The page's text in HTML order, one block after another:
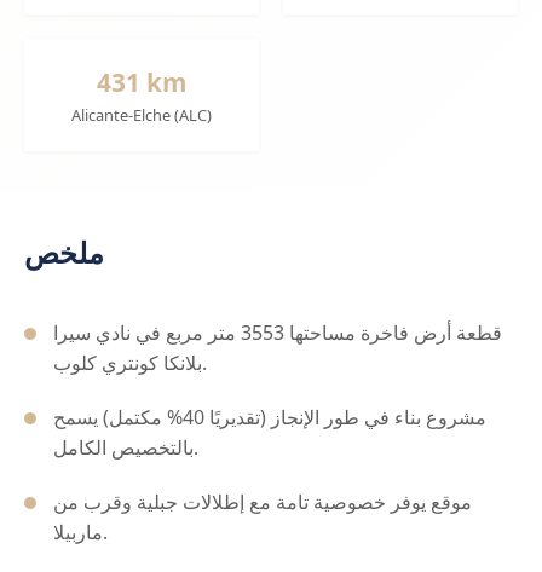
431 km
Alicante-Elche (ALC)
ملخص
قطعة أرض فاخرة مساحتها 3553 متر مربع في نادي سيرا
بلانكا كونتري كلوب.
مشروع بناء في طور الإنجاز (تقديريًا 40% مكتمل) يسمح
بالتخصيص الكامل.
موقع يوفر خصوصية تامة مع إطلالات جبلية وقرب من
ماربيلا.